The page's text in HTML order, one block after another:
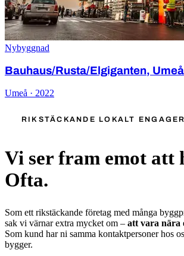
Nybyggnad
Bauhaus/Rusta/Elgiganten, Umeå
Umeå · 2022
RIKSTÄCKANDE LOKALT
Vi ser fram emot att
Ofta.
Som ett rikstäckande företag med många
sak vi värnar extra mycket om – att vara nära
Som kund har ni samma kontaktpersoner hos
bygger.